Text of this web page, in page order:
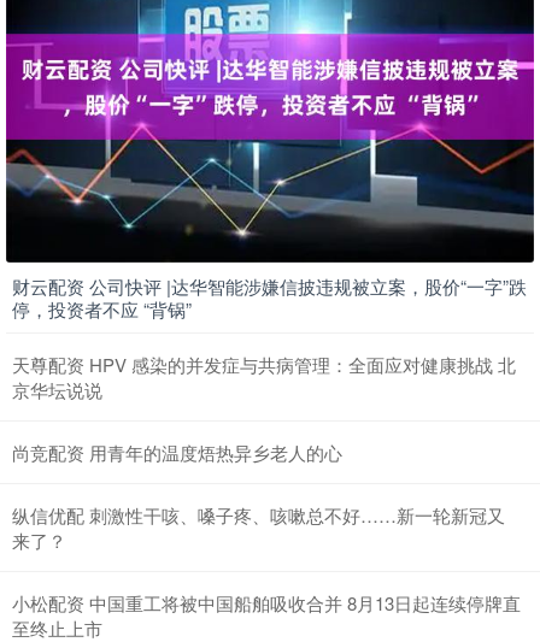
财云配资 公司快评 |达华智能涉嫌信披违规被立案，股价“一字”跌
停，投资者不应 “背锅”
天尊配资 HPV 感染的并发症与共病管理：全面应对健康挑战 北
京华坛说说
尚竞配资 用青年的温度焐热异乡老人的心
纵信优配 刺激性干咳、嗓子疼、咳嗽总不好……新一轮新冠又
来了？
小松配资 中国重工将被中国船舶吸收合并 8月13日起连续停牌直
至终止上市